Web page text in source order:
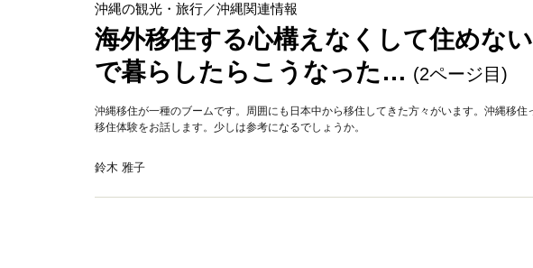
沖縄の観光・旅行／沖縄関連情報
海外移住する心構えなくして住めな
で暮らしたらこうなった… (2ページ目)
沖縄移住が一種のブームです。周囲にも日本中から移住してきた方々がいます。沖縄移
移住体験をお話します。少しは参考になるでしょうか。
鈴木 雅子